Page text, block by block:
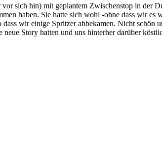
sich hin) mit geplantem Zwischenstop in der
haben. Sie hatte sich wohl -ohne dass wir es
wir einige Spritzer abbekamen. Nicht
Story hatten und uns hinterher darüber